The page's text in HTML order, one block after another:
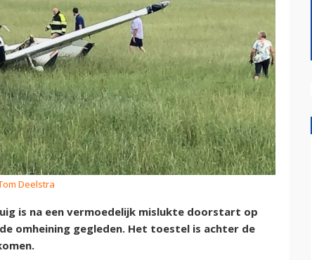
Deelstra
is na een vermoedelijk mislukte doorstart op
omheining gegleden. Het toestel is achter de